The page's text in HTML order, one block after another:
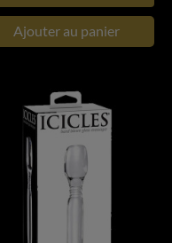
Ajouter au panier